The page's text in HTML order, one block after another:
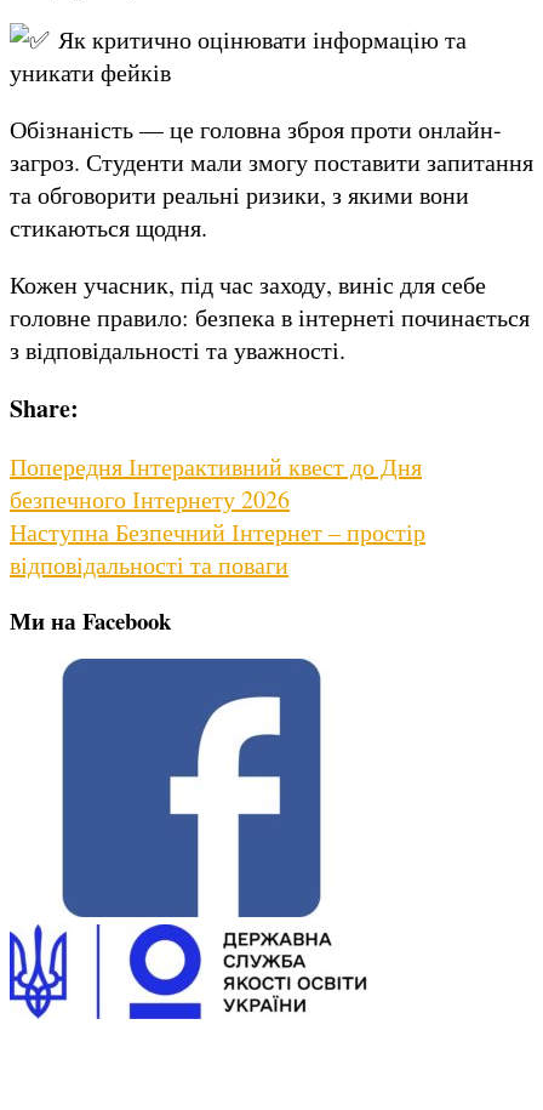
Як критично оцінювати інформацію та
уникати фейків
Обізнаність — це головна зброя проти онлайн-
загроз. Студенти мали змогу поставити запитання
та обговорити реальні ризики, з якими вони
стикаються щодня.
Кожен учасник, під час заходу, виніс для себе
головне правило: безпека в інтернеті починається
з відповідальності та уважності.
Share:
Навігація
записів
ПопередняPrevious
post:
Інтерактивний квест до Дня
безпечного Інтернету 2026
НаступнаNext
post:
Безпечний Інтернет – простір
відповідальності та поваги
Ми на Facebook